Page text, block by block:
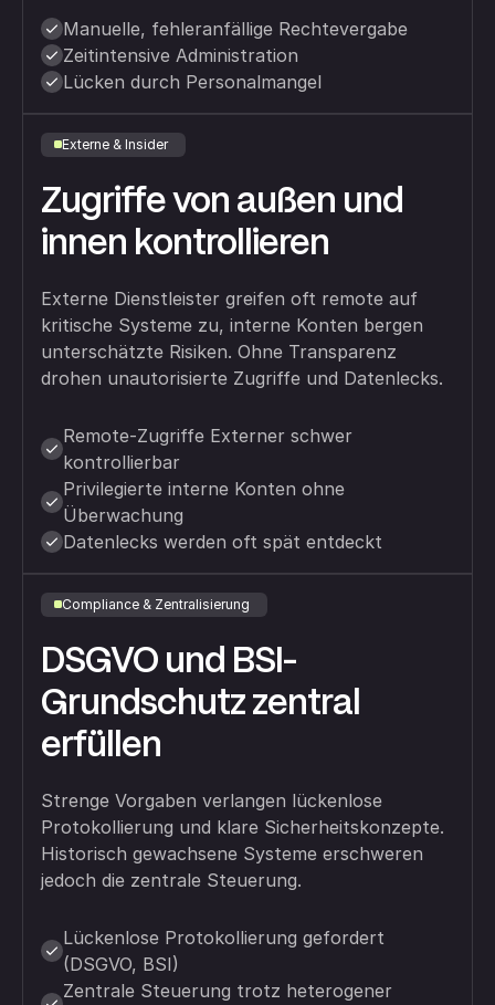
Manuelle, fehleranfällige Rechtevergabe
Zeitintensive Administration
Lücken durch Personalmangel
Externe & Insider
Zugriffe von außen und
innen kontrollieren
Externe Dienstleister greifen oft remote auf
kritische Systeme zu, interne Konten bergen
unterschätzte Risiken. Ohne Transparenz
drohen unautorisierte Zugriffe und Datenlecks.
Remote-Zugriffe Externer schwer
kontrollierbar
Privilegierte interne Konten ohne
Überwachung
Datenlecks werden oft spät entdeckt
Compliance & Zentralisierung
DSGVO und BSI-
Grundschutz zentral
erfüllen
Strenge Vorgaben verlangen lückenlose
Protokollierung und klare Sicherheitskonzepte.
Historisch gewachsene Systeme erschweren
jedoch die zentrale Steuerung.
Lückenlose Protokollierung gefordert
(DSGVO, BSI)
Zentrale Steuerung trotz heterogener